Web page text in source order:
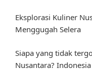
Eksplorasi Kuliner
Menggugah Selera
Siapa yang tidak
Nusantara?